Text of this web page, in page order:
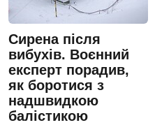
Сирена після
вибухів. Воєнний
експерт порадив,
як боротися з
надшвидкою
балістикою